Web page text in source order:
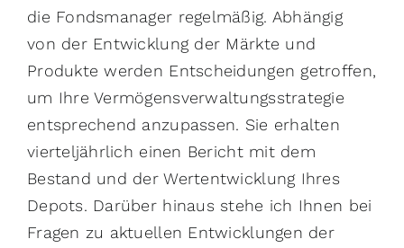
die Fondsmanager regelmäßig. Abhängig
von der Entwicklung der Märkte und
Produkte werden Entscheidungen getroffen,
um Ihre Vermögensverwaltungsstrategie
entsprechend anzupassen. Sie erhalten
vierteljährlich einen Bericht mit dem
Bestand und der Wertentwicklung Ihres
Depots. Darüber hinaus stehe ich Ihnen bei
Fragen zu aktuellen Entwicklungen der